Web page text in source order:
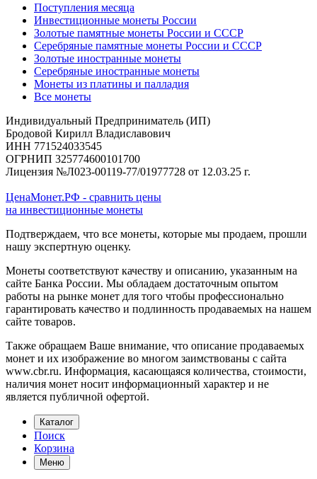
Поступления месяца
Инвестиционные монеты России
Золотые памятные монеты России и СССР
Серебряные памятные монеты России и СССР
Золотые иностранные монеты
Серебряные иностранные монеты
Монеты из платины и палладия
Все монеты
Индивидуальный Предприниматель (ИП)
Бродовой Кирилл Владиславович
ИНН 771524033545
ОГРНИП 325774600101700
Лицензия №Л023-00119-77/01977728 от 12.03.25 г.
ЦенаМонет.РФ - сравнить цены
на инвестиционные монеты
Подтверждаем, что все монеты, которые мы продаем, прошли
нашу экспертную оценку.
Монеты соответствуют качеству и описанию, указанным на
сайте Банка России. Мы обладаем достаточным опытом
работы на рынке монет для того чтобы профессионально
гарантировать качество и подлинность продаваемых на нашем
сайте товаров.
Также обращаем Ваше внимание, что описание продаваемых
монет и их изображение во многом заимствованы с сайта
www.cbr.ru. Информация, касающаяся количества, стоимости,
наличия монет носит информационный характер и не
является публичной офертой.
Каталог
Поиск
Корзина
Меню